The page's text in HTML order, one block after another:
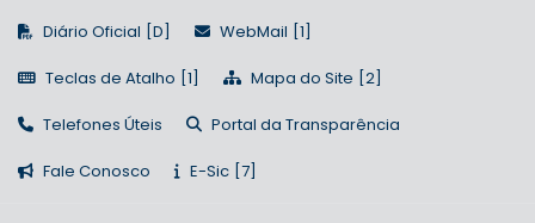
Diário Oficial WebMail
Teclas de Atalho Mapa do Site
Telefones Úteis Portal da Transparência
Fale Conosco E-Sic